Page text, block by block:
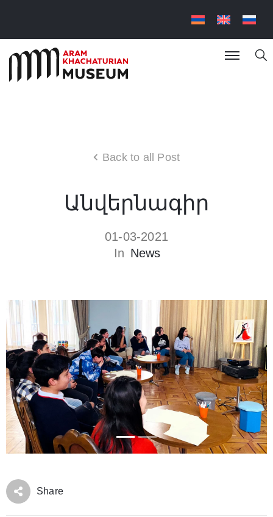
Back to all Post
Անվերնագիր
01-03-2021
In News
Share